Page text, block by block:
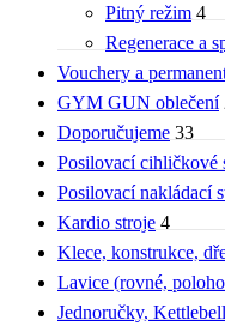
Pitný režim 4
Regenerace a
Vouchery a
GYM GUN oblečení
Doporučujeme 33
Posilovací cihličkové
Posilovací nakládací
Kardio stroje 4
Klece, konstrukce,
Lavice (rovné,
Jednoručky,